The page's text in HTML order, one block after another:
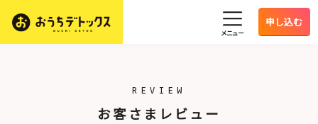
メニュー
申し込む
REVIEW
お客さまレビュー